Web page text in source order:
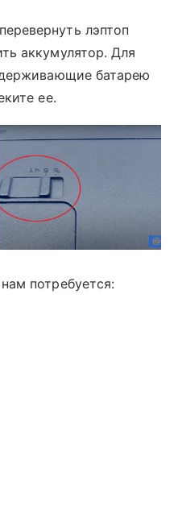
лэптоп
аккумулятор. Для
батарею
ее.
потребуется: